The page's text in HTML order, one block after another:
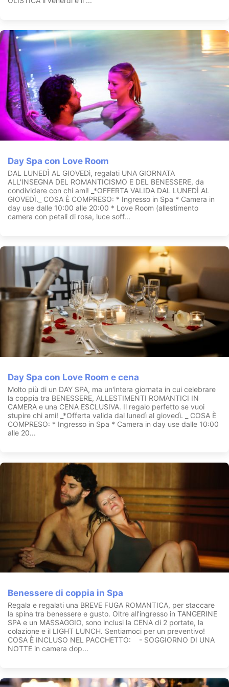
professionisti, effettuare efficacissimi programmi estetici viso e
seguendo, se ne avrete voglia, i nostri percorsi consigliati
oppure personalizzandoli sulle vostre preferenze.
Ma tutto non si può descrivere, pensiamo che si debba provare!
A presto
Day Spa con Love Room
DAL LUNEDÌ AL GIOVEDì, regalati UNA GIORNATA
ALL'INSEGNA DEL ROMANTICISMO E DEL BENESSERE, da
condividere con chi ami! _*OFFERTA VALIDA DAL LUNEDÌ AL
GIOVEDÌ._ COSA È COMPRESO: * Ingresso in Spa * Camera in
day use dalle 10:00 alle 20:00 * Love Room (allestimento
camera con petali di rosa, luce soff...
Day Spa con Love Room e cena
Molto più di un DAY SPA, ma un'intera giornata in cui celebrare
la coppia tra BENESSERE, ALLESTIMENTI ROMANTICI IN
CAMERA e una CENA ESCLUSIVA. Il regalo perfetto se vuoi
stupire chi ami! _*Offerta valida dal lunedì al giovedì. _ COSA È
COMPRESO: * Ingresso in Spa * Camera in day use dalle 10:00
alle 20...
Benessere di coppia in Spa
Regala e regalati una BREVE FUGA ROMANTICA, per staccare
la spina tra benessere e gusto. Oltre all'ingresso in TANGERINE
SPA e un MASSAGGIO, sono inclusi la CENA di 2 portate, la
colazione e il LIGHT LUNCH. Sentiamoci per un preventivo!
COSA È INCLUSO NEL PACCHETTO: - SOGGIORNO DI UNA
NOTTE in camera dop...